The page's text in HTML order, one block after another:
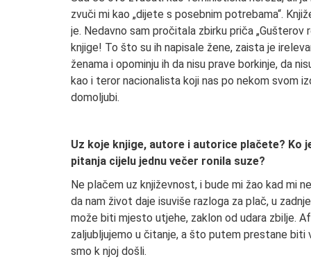
zvuči mi kao „dijete s posebnim potrebama“.
je. Nedavno sam pročitala zbirku priča „Gušterov
knjige! To što su ih napisale žene, zaista je
ženama i opominju ih da nisu prave borkinje, da
kao i teror nacionalista koji nas po nekom svom
domoljubi.
Uz koje knjige, autore i autorice plačete? Ko
pitanja cijelu jednu večer ronila suze?
Ne plačem uz književnost, i bude mi žao kad mi
da nam život daje isuviše razloga za plač, u
može biti mjesto utjehe, zaklon od udara zbilje.
zaljubljujemo u čitanje, a što putem prestane
smo k njoj došli.